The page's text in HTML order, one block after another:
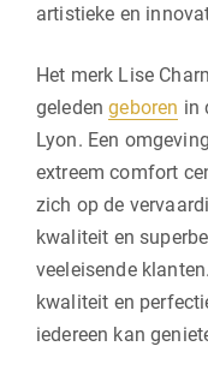
artistieke en
Het merk Lise
geledengeboren in
Lyon. Een
extreem comfort
zich op de
kwaliteit en
veeleisende
kwaliteit en
iedereen kan